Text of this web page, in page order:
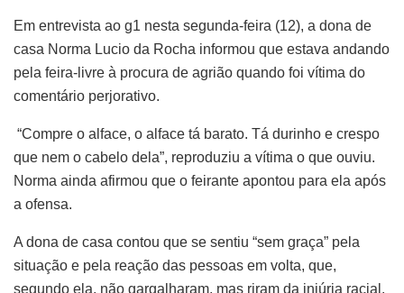
Em entrevista ao g1 nesta segunda-feira (12), a dona de
casa Norma Lucio da Rocha informou que estava andando
pela feira-livre à procura de agrião quando foi vítima do
comentário perjorativo.
“Compre o alface, o alface tá barato. Tá durinho e crespo
que nem o cabelo dela”, reproduziu a vítima o que ouviu.
Norma ainda afirmou que o feirante apontou para ela após
a ofensa.
A dona de casa contou que se sentiu “sem graça” pela
situação e pela reação das pessoas em volta, que,
segundo ela, não gargalharam, mas riram da injúria racial.